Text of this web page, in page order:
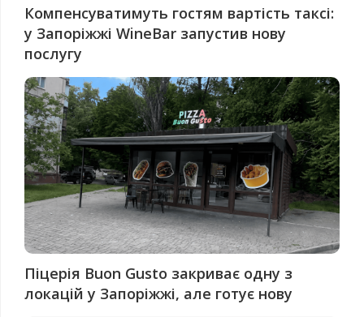
Компенсуватимуть гостям вартість таксі:
у Запоріжжі WineBar запустив нову
послугу
Піцерія Buon Gusto закриває одну з
локацій у Запоріжжі, але готує нову